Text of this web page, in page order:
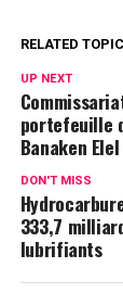
RELATED
UP NEXT
portefeuille
Banaken Elel
DON'T MISS
333,7
lubrifiants